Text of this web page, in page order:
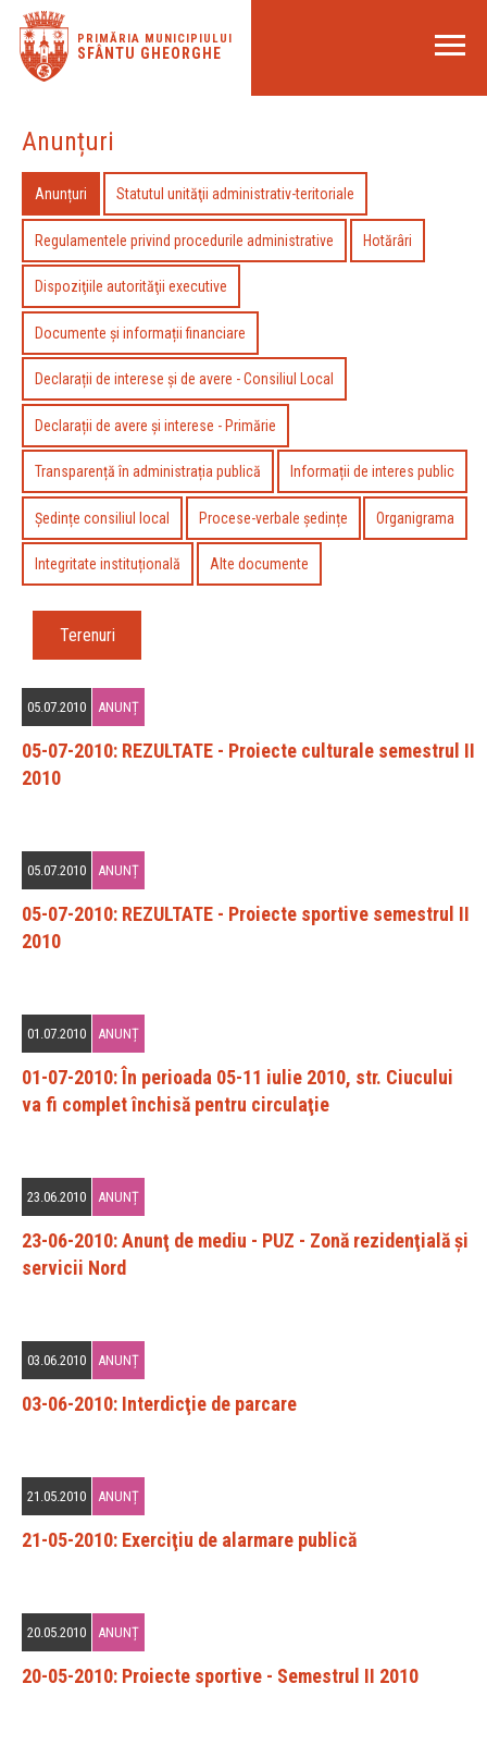
PRIMĂRIA MUNICIPIULUI
SFÂNTU GHEORGHE
Anunțuri
Anunțuri Statutul unităţii administrativ-teritoriale
Regulamentele privind procedurile administrative Hotărâri
Dispoziţiile autorităţii executive
Documente și informații financiare
Declarații de interese și de avere - Consiliul Local
Declarații de avere și interese - Primărie
Transparență în administrația publică Informații de interes public
Ședințe consiliul local Procese-verbale ședințe Organigrama
Integritate instituțională Alte documente
Terenuri
05.07.2010 ANUNȚ
05-07-2010: REZULTATE - Proiecte culturale semestrul II
2010
05.07.2010 ANUNȚ
05-07-2010: REZULTATE - Proiecte sportive semestrul II
2010
01.07.2010 ANUNȚ
01-07-2010: În perioada 05-11 iulie 2010, str. Ciucului
va fi complet închisă pentru circulaţie
23.06.2010 ANUNȚ
23-06-2010: Anunţ de mediu - PUZ - Zonă rezidenţială şi
servicii Nord
03.06.2010 ANUNȚ
03-06-2010: Interdicţie de parcare
21.05.2010 ANUNȚ
21-05-2010: Exerciţiu de alarmare publică
20.05.2010 ANUNȚ
20-05-2010: Proiecte sportive - Semestrul II 2010